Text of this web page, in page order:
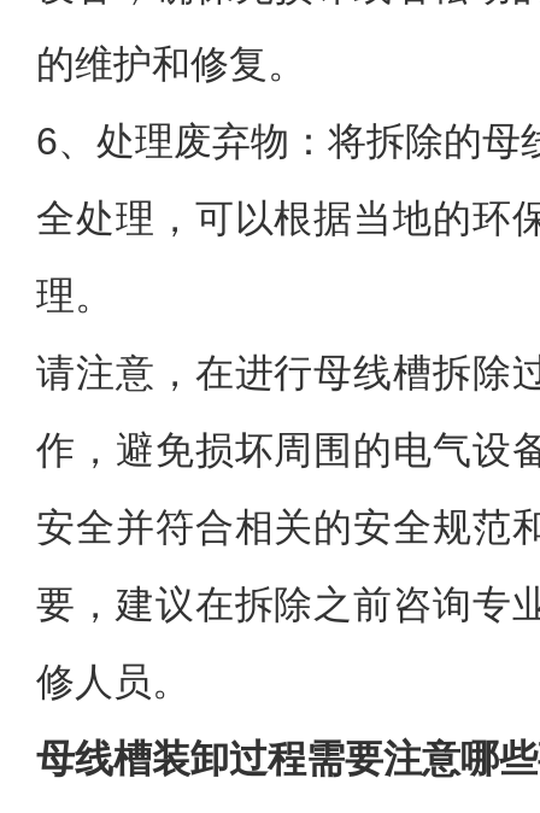
的维护和修复。
6、处理废弃物：将拆除的母
全处理，可以根据当地的环
理。
请注意，在进行母线槽拆除
作，避免损坏周围的电气设
安全并符合相关的安全规范
要，建议在拆除之前咨询专
修人员。
母线槽装卸过程需要注意哪